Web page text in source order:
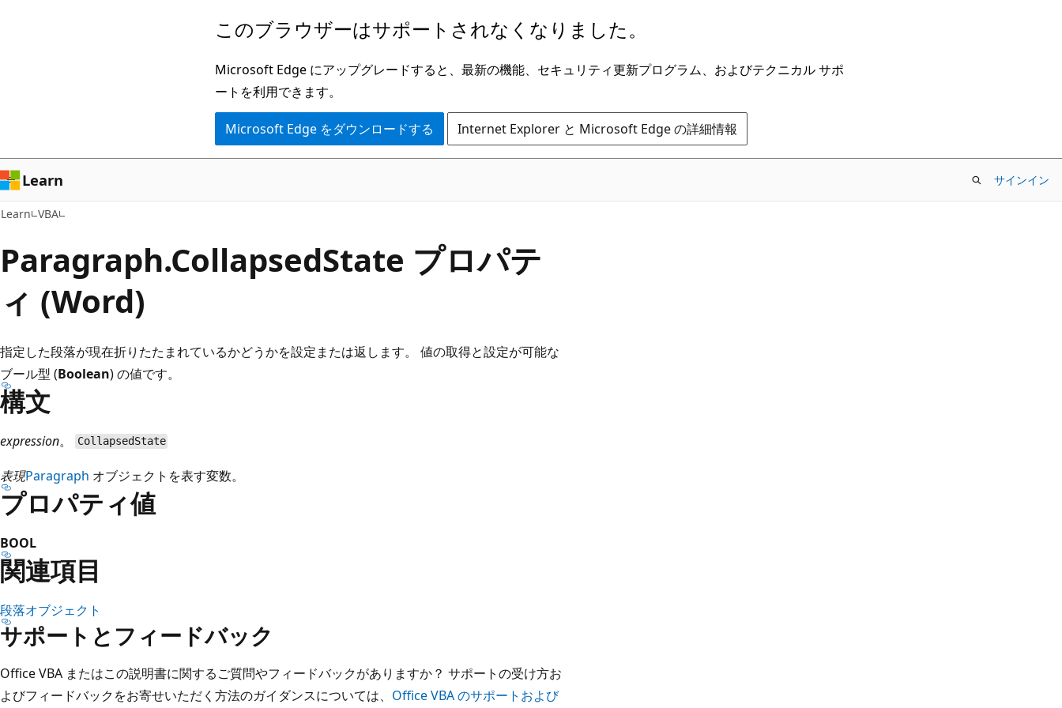
ン
ツ
に
ス
ッ
プ
このブラウザーはサポートされなくなりました。
Microsoft Edge にアップグレードすると、最新の機能、セキュリティ更新プログラム、およびテクニカル サポ
ートを利用できます。
Microsoft Edge をダウンロードする Internet Explorer と Microsoft Edge の詳細情報
Learn サインイン
Learn VBA
Paragraph.CollapsedState プロパテ
ィ (Word)
指定した段落が現在折りたたまれているかどうかを設定または返します。 値の取得と設定が可能な
ブール型 (Boolean) の値です。
構文
expression。 CollapsedState
表現Paragraph オブジェクトを表す変数。
プロパティ値
BOOL
関連項目
段落オブジェクト
サポートとフィードバック
Office VBA またはこの説明書に関するご質問やフィードバックがありますか？ サポートの受け方お
よびフィードバックをお寄せいただく方法のガイダンスについては、 Office VBA のサポートおよび